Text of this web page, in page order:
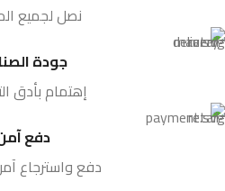
نصل لجميع
جودة
إهتمام بأدق
دفع
دفع واسترجاع